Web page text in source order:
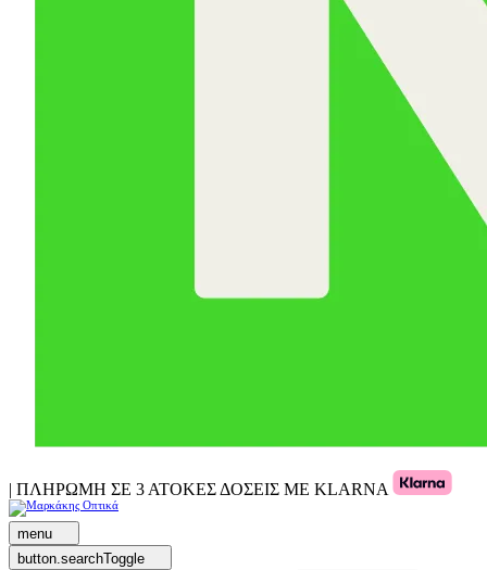
| ΠΛΗΡΩΜΗ ΣΕ 3 ΑΤΟΚΕΣ ΔΟΣΕΙΣ ΜΕ KLARNA
menu
button.searchToggle